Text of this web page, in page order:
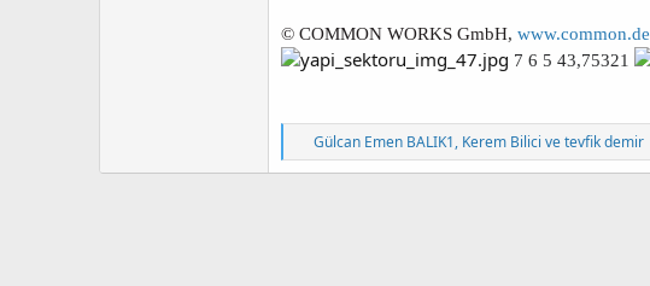
© COMMON WORKS GmbH, www.common.de
7 6 5 43,75321
T
e
p
Gülcan Emen BALIK1, Kerem Bilici vetevfik demir